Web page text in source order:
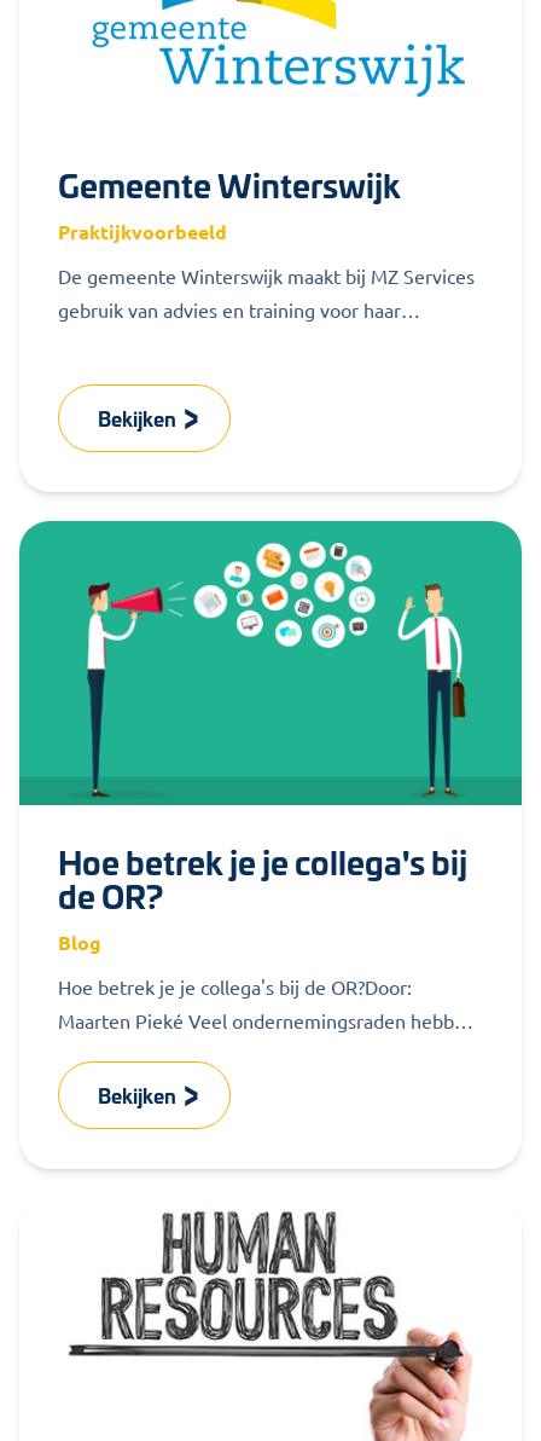
Gemeente Winterswijk
Praktijkvoorbeeld
De gemeente Winterswijk maakt bij MZ Services
gebruik van advies en training voor haar
Bekijken
Hoe betrek je je collega's bij
de OR?
Blog
Hoe betrek je je collega's bij de OR?Door:
Maarten Pieké Veel ondernemingsraden hebben
Bekijken